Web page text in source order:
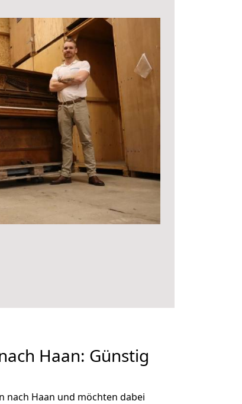
Haan: Günstig
nach Haan und möchten dabei